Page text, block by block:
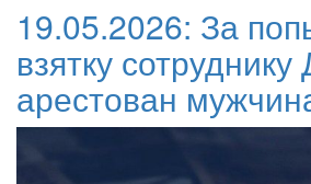
19.05.2026: За
взятку
арестован